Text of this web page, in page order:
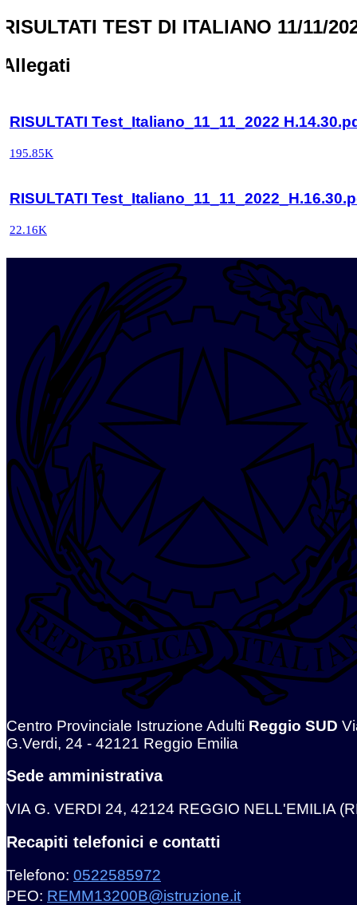
RISULTATI TEST DI ITALIANO 11/11/
Allegati
RISULTATI Test_Italiano_11_11_2022
195.85K
RISULTATI
22.16K
Centro Provinciale Istruzione Adulti Reggio SUD
G.Verdi, 24 - 42121 Reggio Emilia
Sede amministrativa
VIA G. VERDI 24, 42124 REGGIO NELL'EMILIA
Recapiti telefonici e contatti
Telefono: 0522585972
PEO: REMM13200B@istruzione.it